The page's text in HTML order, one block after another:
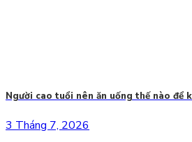
Người cao tuổi nên ăn uống thế nào để
3 Tháng 7, 2026